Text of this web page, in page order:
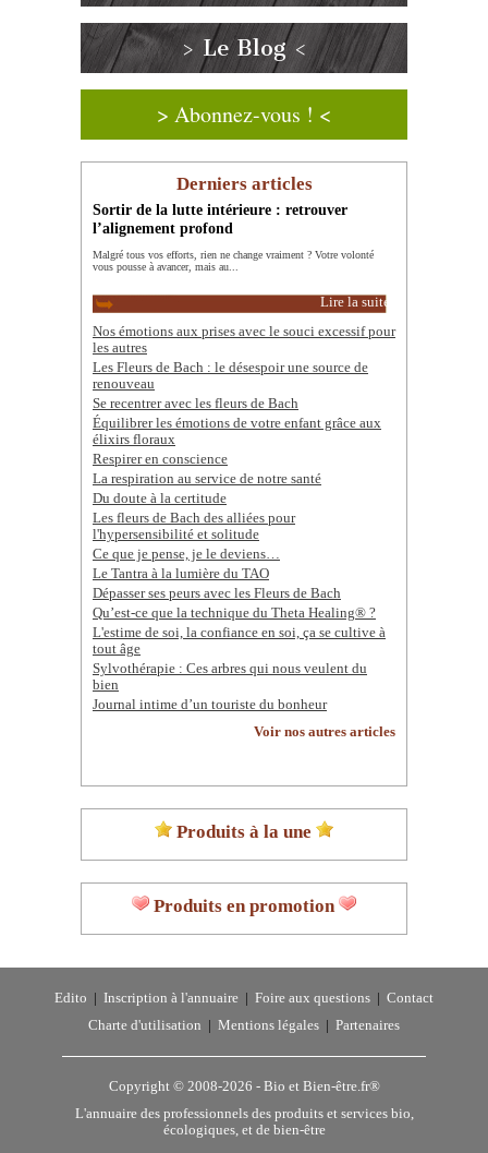
> Le Blog <
> Abonnez-vous ! <
Derniers articles
Sortir de la lutte intérieure : retrouver
l’alignement profond
Malgré tous vos efforts, rien ne change vraiment ? Votre volonté
vous pousse à avancer, mais au...
Lire la suite
Nos émotions aux prises avec le souci excessif pour
les autres
Les Fleurs de Bach : le désespoir une source de
renouveau
Se recentrer avec les fleurs de Bach
Équilibrer les émotions de votre enfant grâce aux
élixirs floraux
Respirer en conscience
La respiration au service de notre santé
Du doute à la certitude
Les fleurs de Bach des alliées pour
l'hypersensibilité et solitude
Ce que je pense, je le deviens…
Le Tantra à la lumière du TAO
Dépasser ses peurs avec les Fleurs de Bach
Qu’est-ce que la technique du Theta Healing® ?
L'estime de soi, la confiance en soi, ça se cultive à
tout âge
Sylvothérapie : Ces arbres qui nous veulent du
bien
Journal intime d’un touriste du bonheur
Voir nos autres articles
Produits à la une
Produits en promotion
Edito Inscription à l'annuaire Foire aux questions
Contact
Charte d'utilisation
Mentions légales Partenaires
Copyright © 2008-2026 - Bio et Bien-être.fr®
L'annuaire des professionnels des produits et services bio,
écologiques, et de bien-être